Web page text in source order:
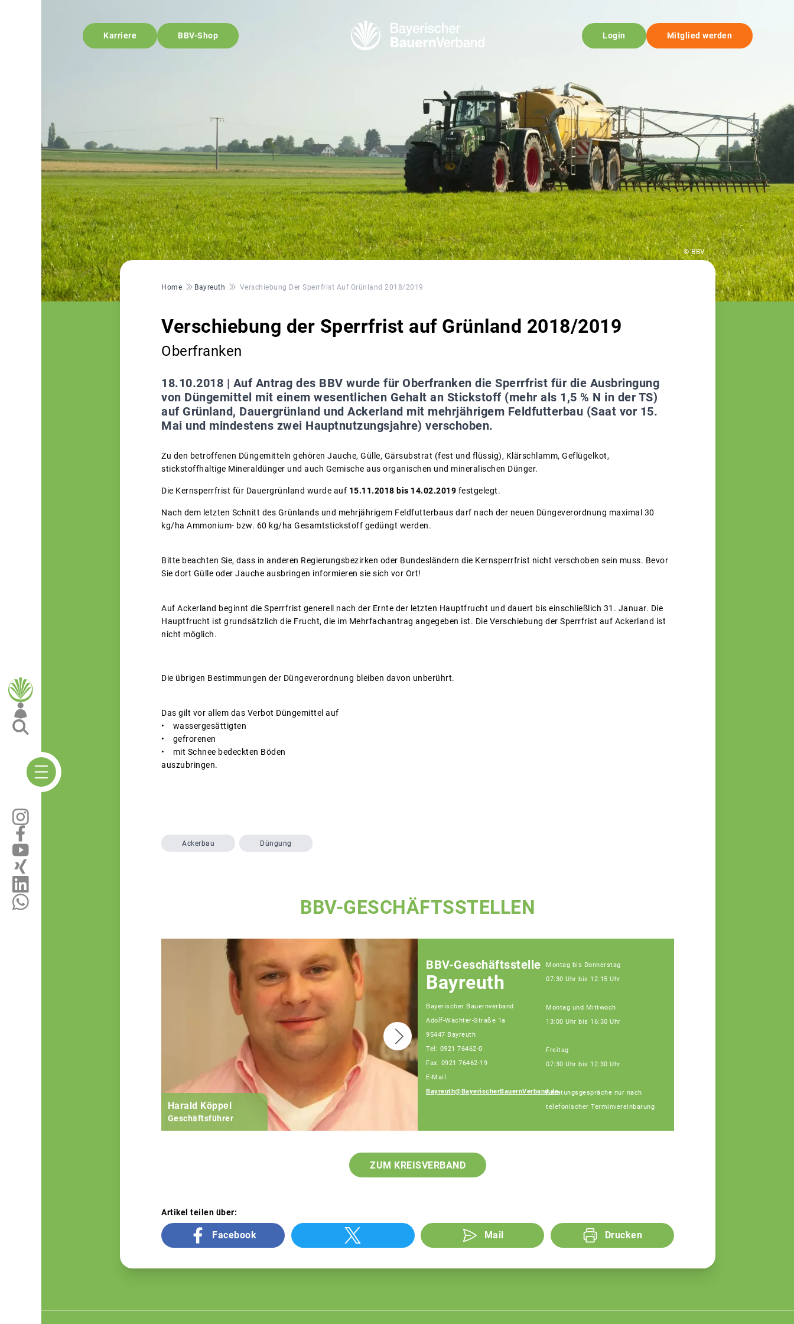
Karriere BBV-Shop Login Mitglied werden
© BBV
Pfadnavigation
Home Bayreuth Verschiebung Der Sperrfrist Auf Grünland 2018/2019
Verschiebung der Sperrfrist auf Grünland 2018/2019
Oberfranken
18.10.2018 | Auf Antrag des BBV wurde für Oberfranken die Sperrfrist für die Ausbringung
von Düngemittel mit einem wesentlichen Gehalt an Stickstoff (mehr als 1,5 % N in der TS)
auf Grünland, Dauergrünland und Ackerland mit mehrjährigem Feldfutterbau (Saat vor 15.
Mai und mindestens zwei Hauptnutzungsjahre) verschoben.
Zu den betroffenen Düngemitteln gehören Jauche, Gülle, Gärsubstrat (fest und flüssig), Klärschlamm, Geflügelkot,
stickstoffhaltige Mineraldünger und auch Gemische aus organischen und mineralischen Dünger.
Die Kernsperrfrist für Dauergrünland wurde auf 15.11.2018 bis 14.02.2019 festgelegt.
Nach dem letzten Schnitt des Grünlands und mehrjährigem Feldfutterbaus darf nach der neuen Düngeverordnung maximal 30
kg/ha Ammonium- bzw. 60 kg/ha Gesamtstickstoff gedüngt werden.
Bitte beachten Sie, dass in anderen Regierungsbezirken oder Bundesländern die Kernsperrfrist nicht verschoben sein muss. Bevor
Sie dort Gülle oder Jauche ausbringen informieren sie sich vor Ort!
Auf Ackerland beginnt die Sperrfrist generell nach der Ernte der letzten Hauptfrucht und dauert bis einschließlich 31. Januar. Die
Hauptfrucht ist grundsätzlich die Frucht, die im Mehrfachantrag angegeben ist. Die Verschiebung der Sperrfrist auf Ackerland ist
nicht möglich.
Die übrigen Bestimmungen der Düngeverordnung bleiben davon unberührt.
Das gilt vor allem das Verbot Düngemittel auf
• wassergesättigten
• gefrorenen
• mit Schnee bedeckten Böden
auszubringen.
Ackerbau Düngung
BBV-GESCHÄFTSSTELLEN
Harald Köppel
Geschäftsführer
BBV-Geschäftsstelle
Bayreuth
Bayerischer Bauernverband
Adolf-Wächter-Straße 1a
95447 Bayreuth
Tel: 0921 76462-0
Fax: 0921 76462-19
E-Mail:
Bayreuth@BayerischerBauernVerband.de
Montag bis Donnerstag
07:30 Uhr bis 12:15 Uhr
Montag und Mittwoch
13:00 Uhr bis 16:30 Uhr
Freitag
07:30 Uhr bis 12:30 Uhr
Beratungsgespräche nur nach
telefonischer Terminvereinbarung
ZUM KREISVERBAND
Artikel teilen über:
Facebook Mail Drucken